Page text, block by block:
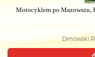
Motocyklem po Mazowszu,
Dmowski